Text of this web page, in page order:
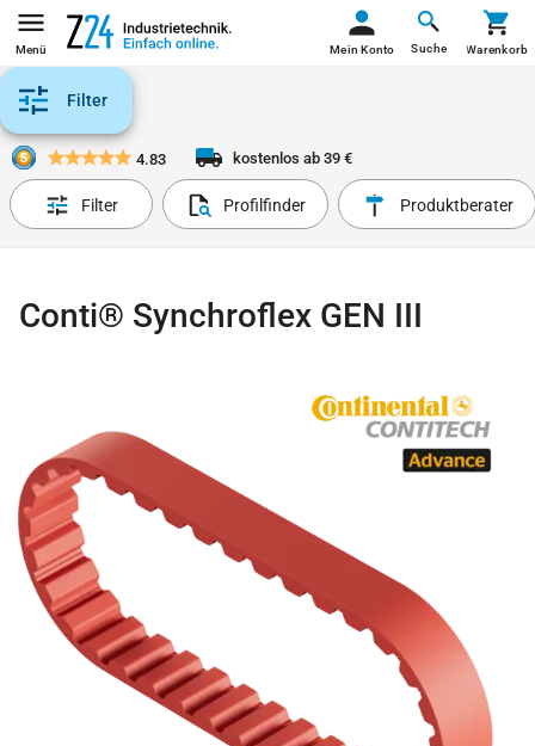
Menü Suche
Mein Konto Warenkorb
Filter
4.83 kostenlos ab 39 €
Filter Profilfinder Produktberater
Conti® Synchroflex GEN III